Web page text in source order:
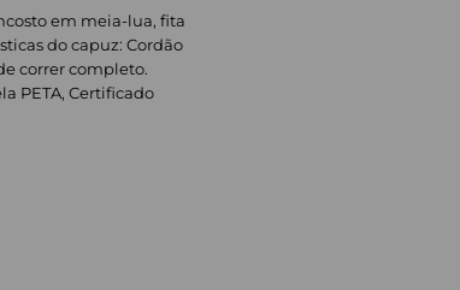
em meia-lua, fita
do capuz: Cordão
correr completo.
PETA, Certificado